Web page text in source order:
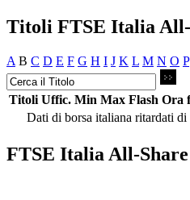
Titoli FTSE Italia
A B C D E F G H I J K L M N O P
Titoli Uffic. Min Max Flash Ora
Dati di borsa italiana ritardati
FTSE Italia All-Share